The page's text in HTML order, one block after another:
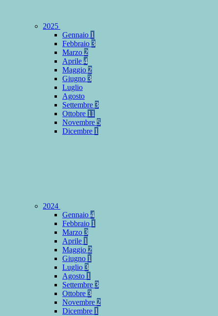
2025
Gennaio 1
Febbraio 3
Marzo 2
Aprile 4
Maggio 2
Giugno 3
Luglio
Agosto
Settembre 3
Ottobre 11
Novembre 5
Dicembre 1
2024
Gennaio 4
Febbraio 1
Marzo 3
Aprile 1
Maggio 2
Giugno 1
Luglio 3
Agosto 1
Settembre 3
Ottobre 3
Novembre 2
Dicembre 1